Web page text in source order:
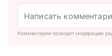
Комментарии проходят модерацию